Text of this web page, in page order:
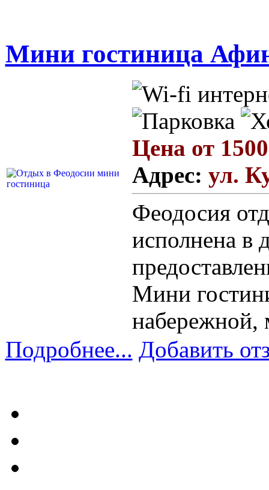
Мини гостиница
Цена от
Адрес: ул.
Феодосия
исполнена в
Мини
набережной,
Подробнее... Добавить